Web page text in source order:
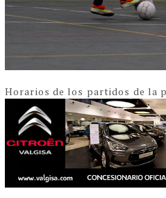
Horarios de los partidos de la